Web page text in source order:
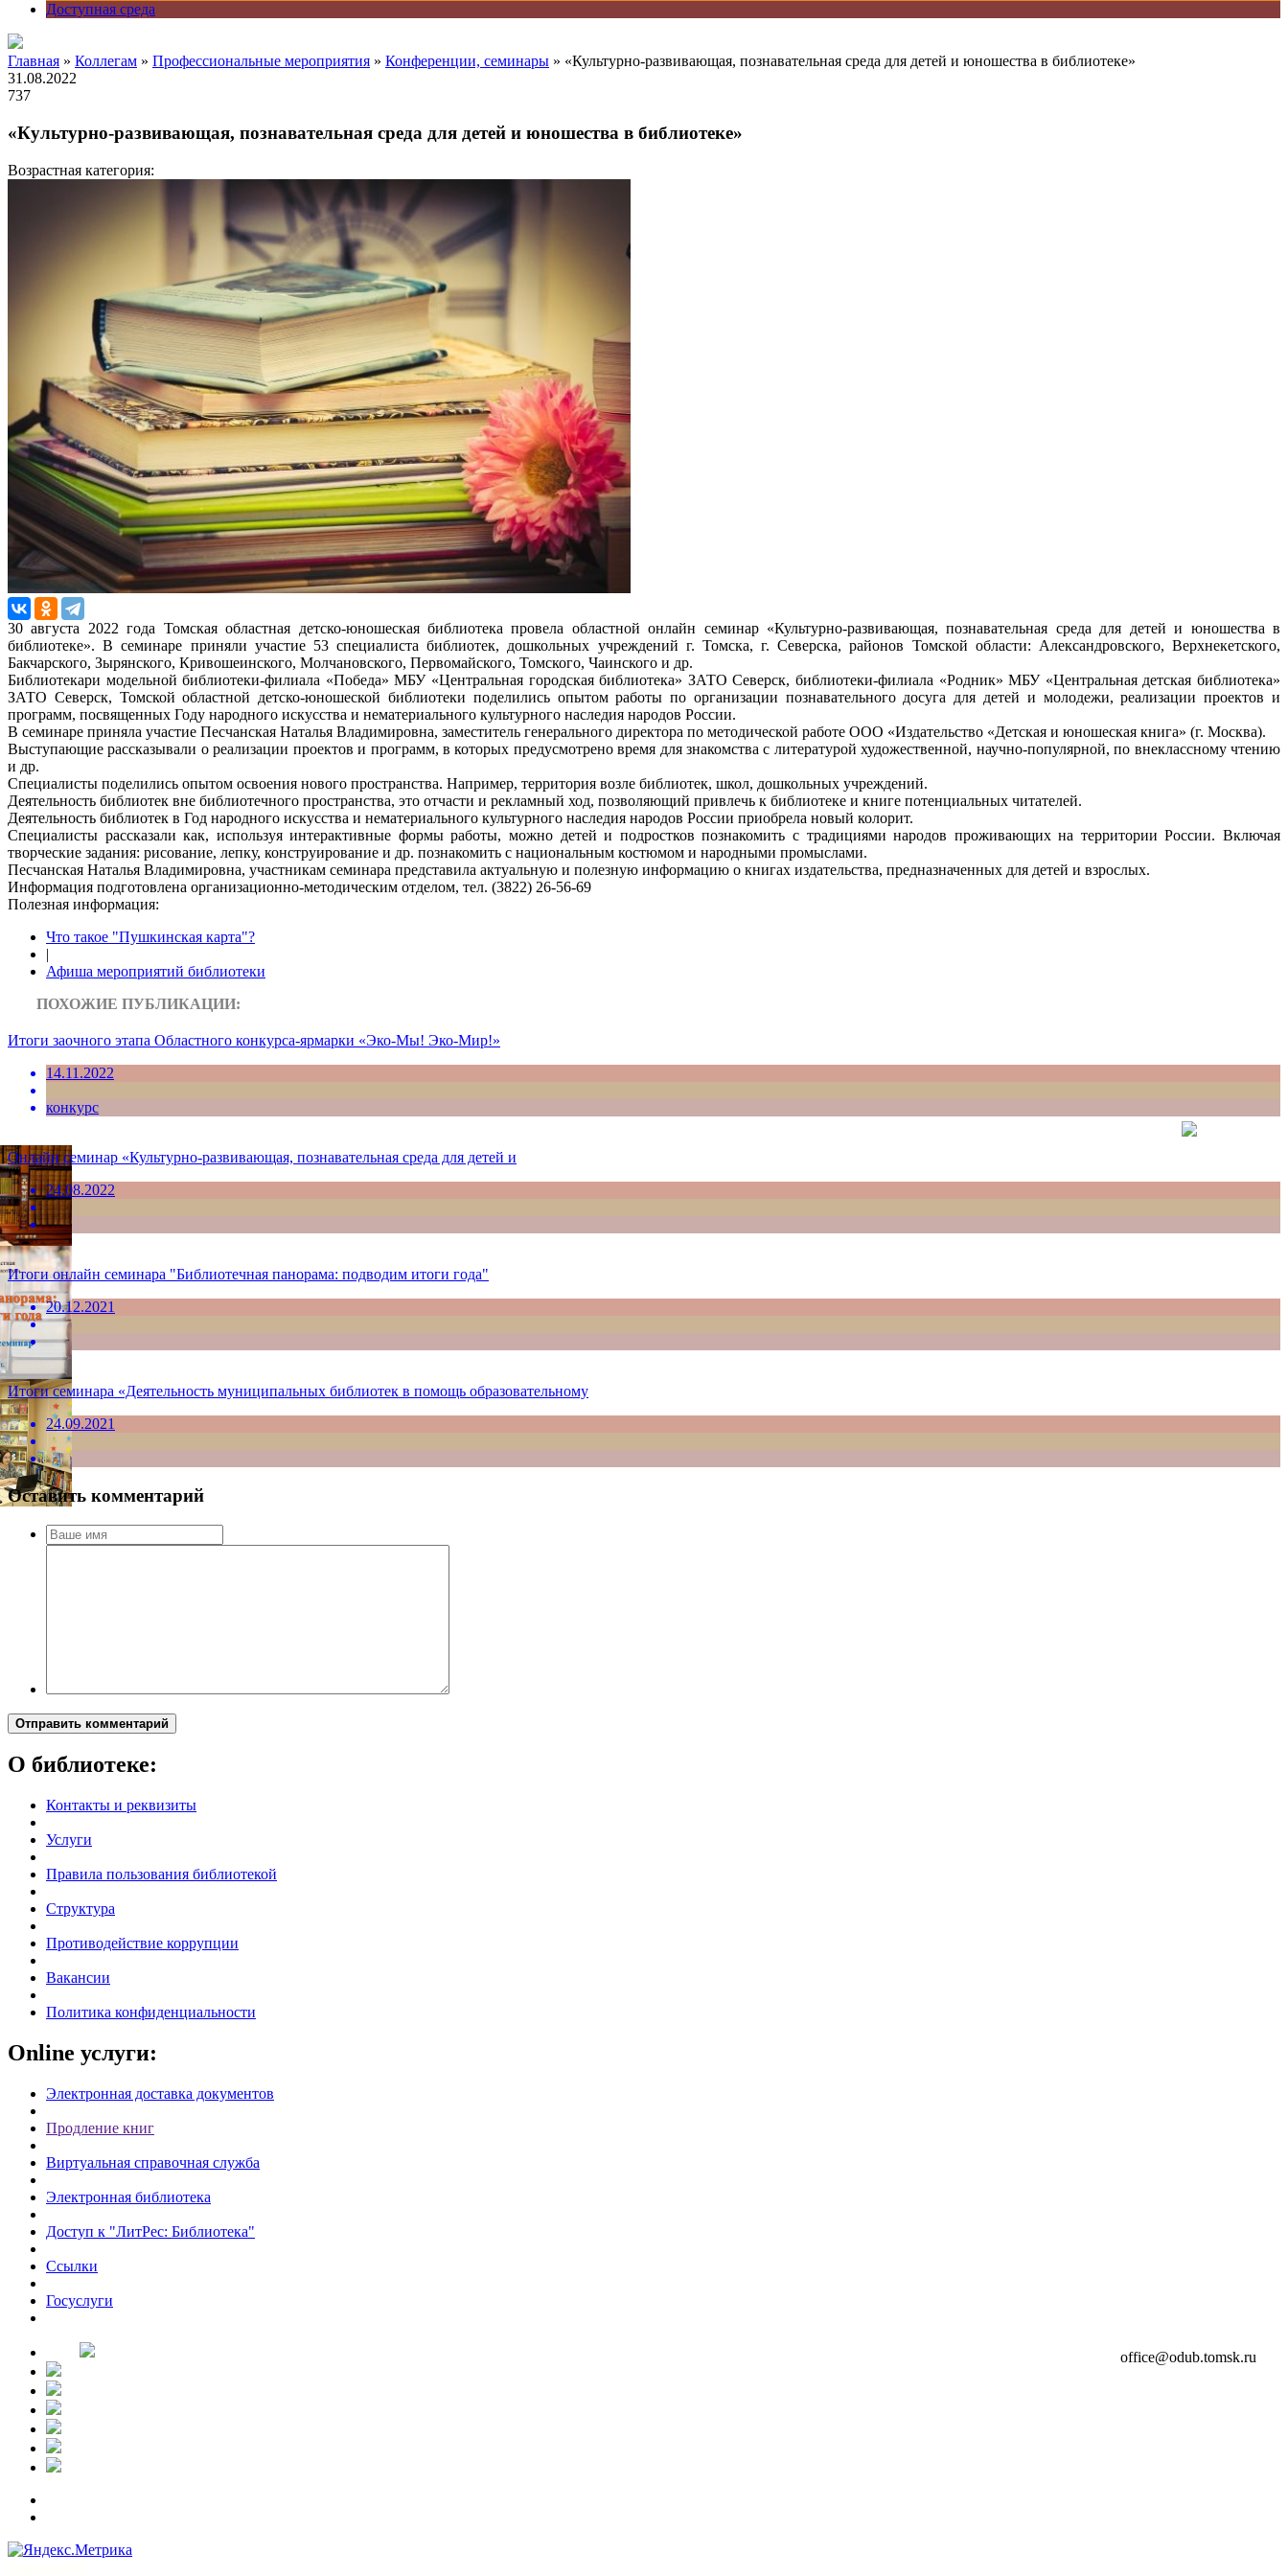
Доступная среда
Главная » Коллегам » Профессиональные мероприятия » Конференции, семинары » «Культурно-развивающая, познавательная среда для детей и юношества в библиотеке»
31.08.2022
737
«Культурно-развивающая, познавательная среда для детей и юношества в библиотеке»
Возрастная категория:
30 августа 2022 года Томская областная детско-юношеская библиотека провела областной онлайн семинар «Культурно-развивающая, познавательная среда для детей и юношества в
библиотеке». В семинаре приняли участие 53 специалиста библиотек, дошкольных учреждений г. Томска, г. Северска, районов Томской области: Александровского, Верхнекетского,
Бакчарского, Зырянского, Кривошеинского, Молчановского, Первомайского, Томского, Чаинского и др.
Библиотекари модельной библиотеки-филиала «Победа» МБУ «Центральная городская библиотека» ЗАТО Северск, библиотеки-филиала «Родник» МБУ «Центральная детская библиотека»
ЗАТО Северск, Томской областной детско-юношеской библиотеки поделились опытом работы по организации познавательного досуга для детей и молодежи, реализации проектов и
программ, посвященных Году народного искусства и нематериального культурного наследия народов России.
В семинаре приняла участие Песчанская Наталья Владимировна, заместитель генерального директора по методической работе ООО «Издательство «Детская и юношеская книга» (г. Москва).
Выступающие рассказывали о реализации проектов и программ, в которых предусмотрено время для знакомства с литературой художественной, научно-популярной, по внеклассному чтению
и др.
Специалисты поделились опытом освоения нового пространства. Например, территория возле библиотек, школ, дошкольных учреждений.
Деятельность библиотек вне библиотечного пространства, это отчасти и рекламный ход, позволяющий привлечь к библиотеке и книге потенциальных читателей.
Деятельность библиотек в Год народного искусства и нематериального культурного наследия народов России приобрела новый колорит.
Специалисты рассказали как, используя интерактивные формы работы, можно детей и подростков познакомить с традициями народов проживающих на территории России. Включая
творческие задания: рисование, лепку, конструирование и др. познакомить с национальным костюмом и народными промыслами.
Песчанская Наталья Владимировна, участникам семинара представила актуальную и полезную информацию о книгах издательства, предназначенных для детей и взрослых.
Информация подготовленa организационно-методическим отделом, тел. (3822) 26-56-69
Полезная информация:
Что такое "Пушкинская карта"?
|
Афиша мероприятий библиотеки
ПОХОЖИЕ ПУБЛИКАЦИИ:
Итоги заочного этапа Областного конкурса-ярмарки «Эко-Мы! Эко-Мир!»
14.11.2022
конкурс
Онлайн семинар «Культурно-развивающая, познавательная среда для детей и
24.08.2022
Итоги онлайн семинара "Библиотечная панорама: подводим итоги года"
20.12.2021
Итоги семинара «Деятельность муниципальных библиотек в помощь образовательному
24.09.2021
Оставить комментарий
Отправить комментарий
О библиотеке:
Контакты и реквизиты
Услуги
Правила пользования библиотекой
Структура
Противодействие коррупции
Вакансии
Политика конфиденциальности
Online услуги:
Электронная доставка документов
Продление книг
Виртуальная справочная служба
Электронная библиотека
Доступ к "ЛитРес: Библиотека"
Ссылки
Госуслуги
office@odub.tomsk.ru